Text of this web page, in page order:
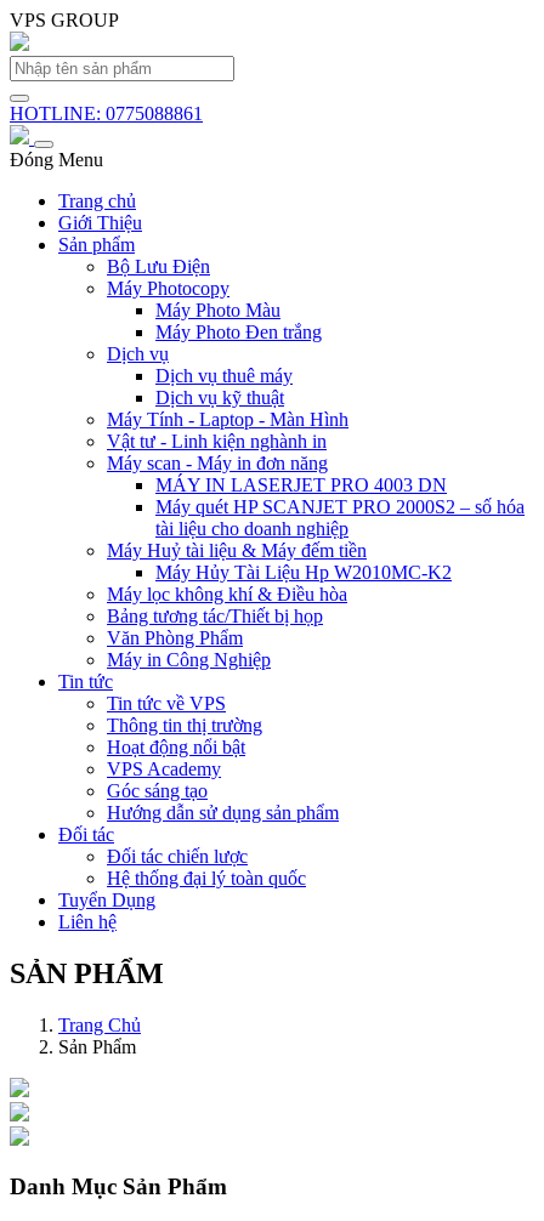
VPS GROUP
HOTLINE: 0775088861
Đóng Menu
Trang chủ
Giới Thiệu
Sản phẩm
Bộ Lưu Điện
Máy Photocopy
Máy Photo Màu
Máy Photo Đen trắng
Dịch vụ
Dịch vụ thuê máy
Dịch vụ kỹ thuật
Máy Tính - Laptop - Màn Hình
Vật tư - Linh kiện nghành in
Máy scan - Máy in đơn năng
MÁY IN LASERJET PRO 4003 DN
Máy quét HP SCANJET PRO 2000S2 – số hóa
tài liệu cho doanh nghiệp
Máy Huỷ tài liệu & Máy đếm tiền
Máy Hủy Tài Liệu Hp W2010MC-K2
Máy lọc không khí & Điều hòa
Bảng tương tác/Thiết bị họp
Văn Phòng Phẩm
Máy in Công Nghiệp
Tin tức
Tin tức về VPS
Thông tin thị trường
Hoạt động nổi bật
VPS Academy
Góc sáng tạo
Hướng dẫn sử dụng sản phẩm
Đối tác
Đối tác chiến lược
Hệ thống đại lý toàn quốc
Tuyển Dụng
Liên hệ
SẢN PHẨM
Trang Chủ
Sản Phẩm
Danh Mục Sản Phẩm